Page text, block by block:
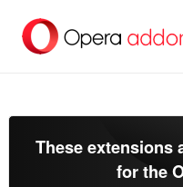
στο
κύριο
These extensions
for the